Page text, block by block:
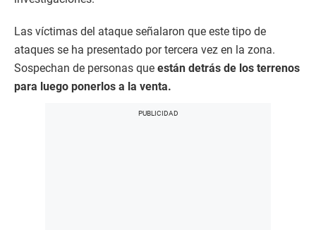
Las víctimas del ataque señalaron que este tipo de
ataques se ha presentado por tercera vez en la zona.
Sospechan de personas que están detrás de los terrenos
para luego ponerlos a la venta.